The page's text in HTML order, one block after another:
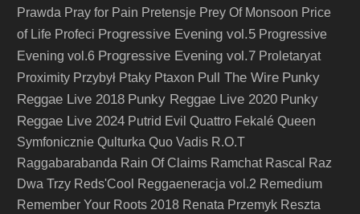
Prawda Pray for Pain Pretensje Prey Of Monsoon Price
of Life Profeci Progressive Evening vol.5 Progressive
Evening vol.6 Progressive Evening vol.7 Proletaryat
Proximity Przybył Ptaky Ptaxon Pull The Wire Punky
Reggae Live 2018 Punky Reggae Live 2020 Punky
Reggae Live 2024 Putrid Evil Quattro Fekalé Queen
Symfonicznie Qulturka Quo Vadis R.O.T
Raggabarabanda Rain Of Claims Ramchat Rascal
Raz
Dwa Trzy Reds'Cool Reggaeneracja vol.2 Remedium
Remember Your Roots 2018 Renata Przemyk Reszta